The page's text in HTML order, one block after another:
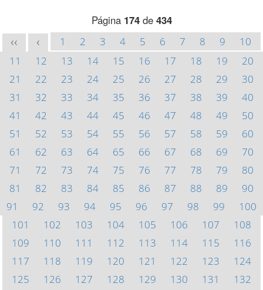
Página 174de 434
<< < 1 2 3 4 5 6 7 8 9
10
11
12 13 14 15 16 17 18 19
20
21
22 23 24 25 26 27 28 29
30
31
32 33 34 35 36 37 38 39
40
41
42 43 44 45 46 47 48 49
50
51
52 53 54 55 56 57 58 59
60
61
62 63 64 65 66 67 68 69
70
71
72 73 74 75 76 77 78 79
80
81
82 83 84 85 86 87 88 89
90
91
92 93 94 95 96 97 98 99
100
101
102 103 104 105 106 107
108
109
110 111 112 113 114 115
116
117
118 119 120 121 122 123
124
125
126 127 128 129 130 131
132